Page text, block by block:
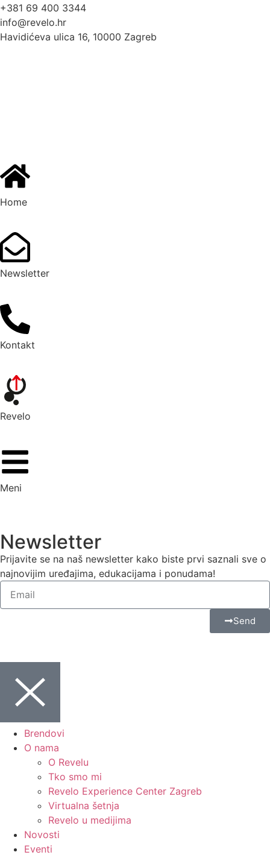
+381 69 400 3344
info@revelo.hr
Havidićeva ulica 16, 10000 Zagreb
Home
Newsletter
Kontakt
Revelo
Meni
Newsletter
Prijavite se na naš newsletter kako biste prvi saznali sve o
najnovijim uređajima, edukacijama i ponudama!
Send
Brendovi
O nama
O Revelu
Tko smo mi
Revelo Experience Center Zagreb
Virtualna šetnja
Revelo u medijima
Novosti
Eventi